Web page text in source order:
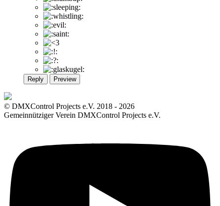
Reply Preview
© DMXControl Projects e.V. 2018 - 2026
Gemeinnütziger Verein DMXControl Projects e.V.